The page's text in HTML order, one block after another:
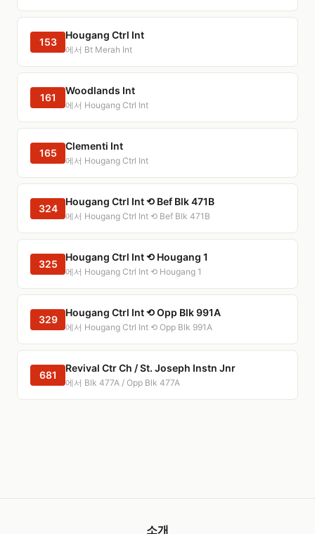
153
Hougang Ctrl Int
에서 Bt Merah Int
161
Woodlands Int
에서 Hougang Ctrl Int
165
Clementi Int
에서 Hougang Ctrl Int
324
Hougang Ctrl Int ⟲ Bef Blk 471B
에서 Hougang Ctrl Int ⟲ Bef Blk 471B
325
Hougang Ctrl Int ⟲ Hougang 1
에서 Hougang Ctrl Int ⟲ Hougang 1
329
Hougang Ctrl Int ⟲ Opp Blk 991A
에서 Hougang Ctrl Int ⟲ Opp Blk 991A
681
Revival Ctr Ch / St. Joseph Instn Jnr
에서 Blk 477A / Opp Blk 477A
소개